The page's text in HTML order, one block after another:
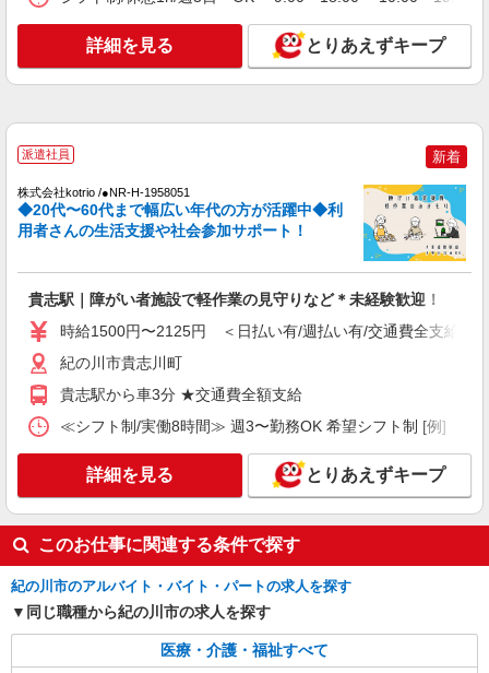
詳細を見る とりあえずキープ
派遣社員 新着
株式会社kotrio /●NR-H-1958051
◆20代〜60代まで幅広い年代の方が活躍中◆利
用者さんの生活支援や社会参加サポート！
貴志駅｜障がい者施設で軽作業の見守りなど＊未経験歓迎！
時給1500円〜2125円 ＜日払い有/週払い有/交通費全支給(ガ
紀の川市貴志川町
貴志駅から車3分 ★交通費全額支給
≪シフト制/実働8時間≫ 週3〜勤務OK 希望シフト制 [例] ・
詳細を見る とりあえずキープ
このお仕事に関連する条件で探す
紀の川市のアルバイト・バイト・パートの求人を探す
同じ職種から紀の川市の求人を探す
医療・介護・福祉すべて